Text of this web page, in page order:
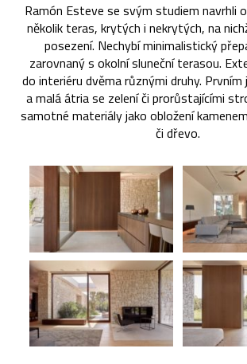
Ramón Esteve se svým studiem navrhli
několik teras, krytých i nekrytých, na
posezení. Nechybí minimalistický
zarovnaný s okolní sluneční terasou.
do interiéru dvěma různými druhy. Prvním
a malá átria se zelení či prorůstajícími
samotné materiály jako obložení
či dřevo.